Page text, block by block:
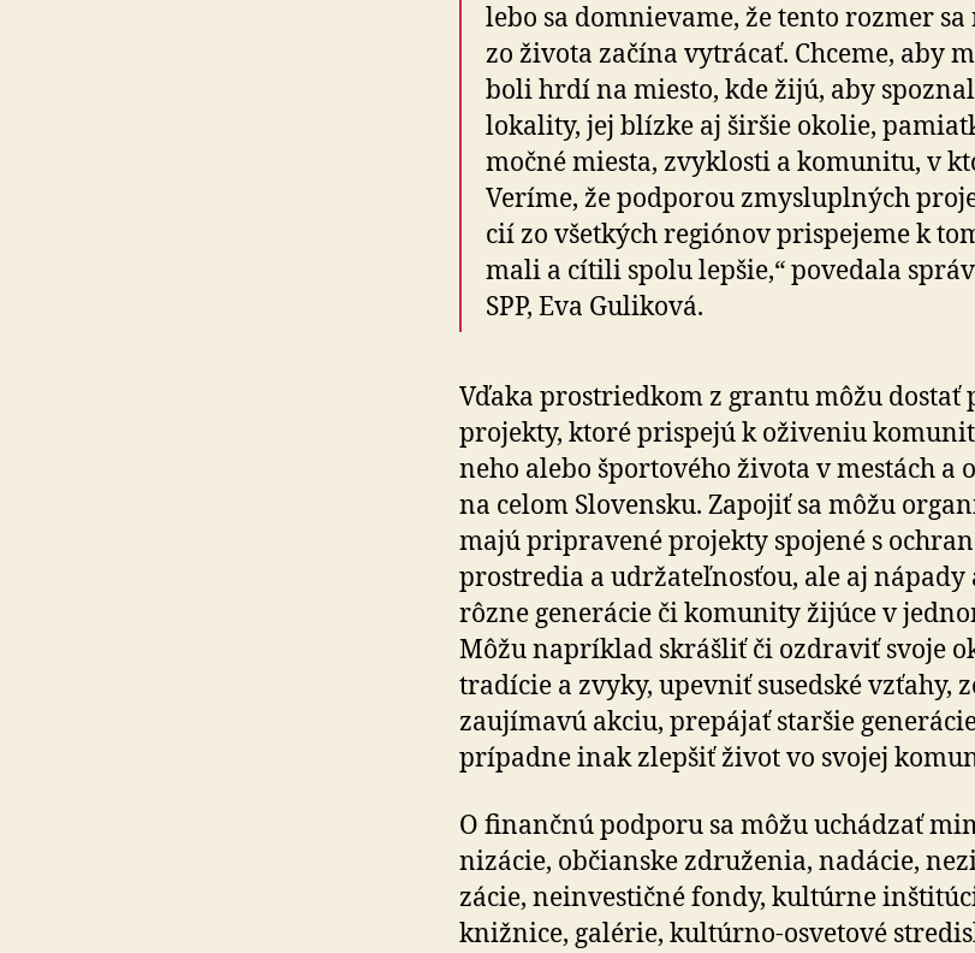
lebo sa domnie­vame, že tento rozmer
zo života začína vytrácať. Chceme, aby
boli hrdí na miesto, kde žijú, aby
lokality, jej blízke aj širšie okolie,
močné miesta, zvyklosti a ko­mu­nitu, v
Veríme, že pod­po­rou zmyslu­plných
cií zo všet­kých regiónov prispejeme k
mali a cítili spolu lepšie,“ povedala
SPP, Eva Guliková.
Vďaka prostriedkom z grantu môžu dostať
projekty, ktoré prispejú k oži­ve­niu
neho alebo špor­to­vého života v mestách a
na celom Slo­ven­sku. Zapojiť sa môžu
majú pripravené projekty spojené s
prostredia a udrža­teľ­nosťou, ale aj nápady
rôzne generácie či ko­mu­nity žijúce v
Môžu napríklad skrášliť či ozdraviť svoje
tradície a zvyky, upevniť susedské vzťahy,
za­u­jí­mavú akciu, pre­pájať staršie
prípadne inak zlepšiť život vo svojej
O finančnú podporu sa môžu uchádzať
ni­zá­cie, občianske združenia, nadácie,
zá­cie, ne­in­ves­tičné fondy, kultúrne
knižnice, galérie, kul­túr­no-osve­tové